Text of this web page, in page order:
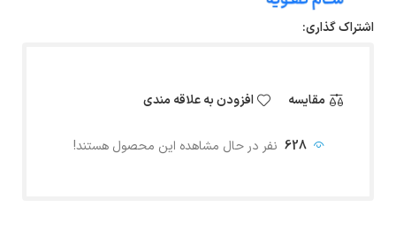
اشتراک گذاری:
مقایسه افزودن به علاقه مندی
628 نفر در حال مشاهده این محصول هستند!